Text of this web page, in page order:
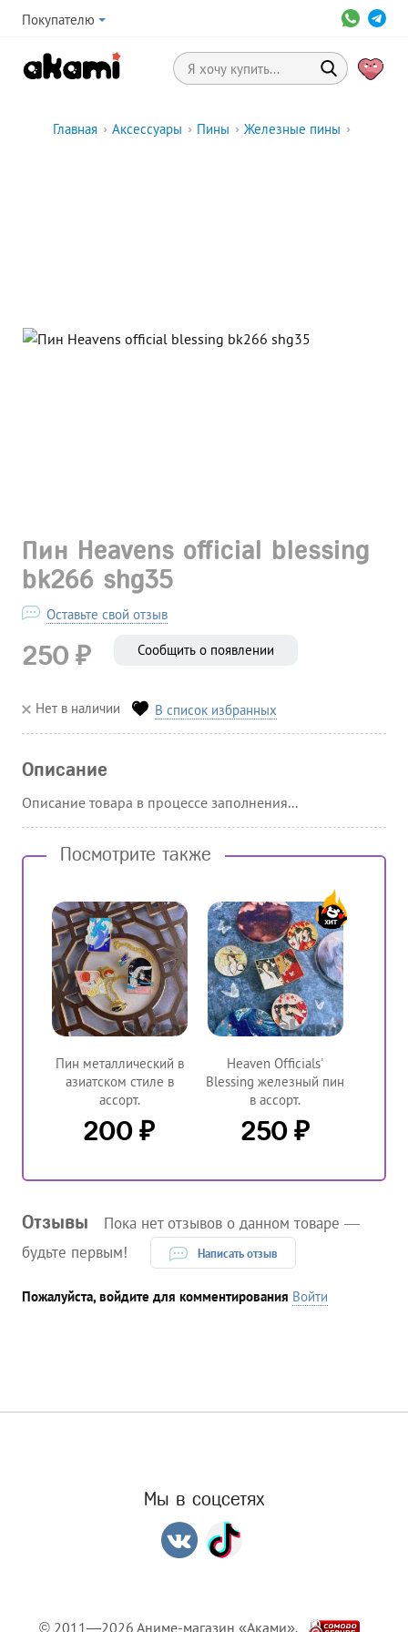
Покупателю
Главная › Аксессуары › Пины › Железные пины ›
Пин Heavens official blessing
bk266 shg35
Оставьте свой отзыв
250 ₽ Сообщить о появлении
Нет в наличии В список избранных
Описание
Описание товара в процессе заполнения...
Посмотрите также
Пин металлический в
азиатском стиле в
ассорт.
200 ₽
Heaven Officials'
Blessing железный пин
в ассорт.
250 ₽
Отзывы
Пока нет отзывов о данном товаре —
будьте первым!
Написать отзыв
Пожалуйста, войдите для комментирования Войти
Мы в соцсетях
© 2011—2026 Аниме-магазин «Аками».